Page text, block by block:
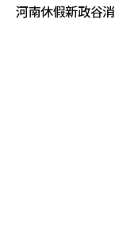
河南休假新政谷